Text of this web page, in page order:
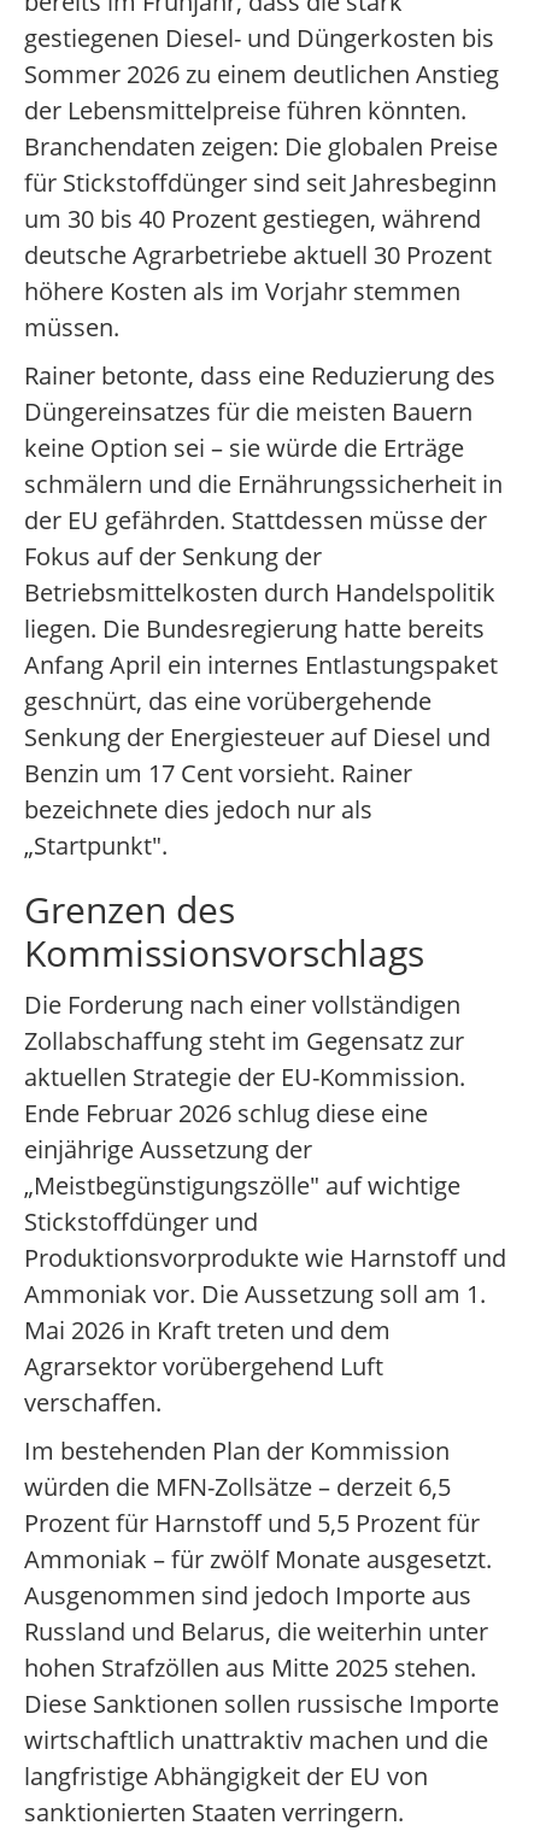
gestiegenen Diesel- und Düngerkosten bis
Sommer 2026 zu einem deutlichen Anstieg
der Lebensmittelpreise führen könnten.
Branchendaten zeigen: Die globalen Preise
für Stickstoffdünger sind seit Jahresbeginn
um 30 bis 40 Prozent gestiegen, während
deutsche Agrarbetriebe aktuell 30 Prozent
höhere Kosten als im Vorjahr stemmen
müssen.
Rainer betonte, dass eine Reduzierung des
Düngereinsatzes für die meisten Bauern
keine Option sei – sie würde die Erträge
schmälern und die Ernährungssicherheit in
der EU gefährden. Stattdessen müsse der
Fokus auf der Senkung der
Betriebsmittelkosten durch Handelspolitik
liegen. Die Bundesregierung hatte bereits
Anfang April ein internes Entlastungspaket
geschnürt, das eine vorübergehende
Senkung der Energiesteuer auf Diesel und
Benzin um 17 Cent vorsieht. Rainer
bezeichnete dies jedoch nur als
„Startpunkt".
Grenzen des
Kommissionsvorschlags
Die Forderung nach einer vollständigen
Zollabschaffung steht im Gegensatz zur
aktuellen Strategie der EU-Kommission.
Ende Februar 2026 schlug diese eine
einjährige Aussetzung der
„Meistbegünstigungszölle" auf wichtige
Stickstoffdünger und
Produktionsvorprodukte wie Harnstoff und
Ammoniak vor. Die Aussetzung soll am 1.
Mai 2026 in Kraft treten und dem
Agrarsektor vorübergehend Luft
verschaffen.
Im bestehenden Plan der Kommission
würden die MFN-Zollsätze – derzeit 6,5
Prozent für Harnstoff und 5,5 Prozent für
Ammoniak – für zwölf Monate ausgesetzt.
Ausgenommen sind jedoch Importe aus
Russland und Belarus, die weiterhin unter
hohen Strafzöllen aus Mitte 2025 stehen.
Diese Sanktionen sollen russische Importe
wirtschaftlich unattraktiv machen und die
langfristige Abhängigkeit der EU von
sanktionierten Staaten verringern.